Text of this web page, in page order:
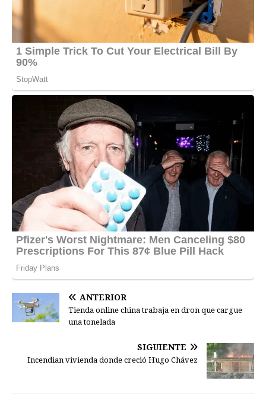
ANTERIOR
Tienda online china trabaja en dron que cargue
una tonelada
SIGUIENTE
Incendian vivienda donde creció Hugo Chávez